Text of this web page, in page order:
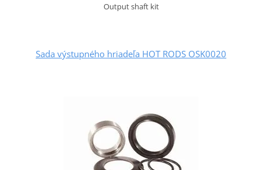
Output shaft kit
Sada výstupného hriadeľa HOT RODS OSK0020